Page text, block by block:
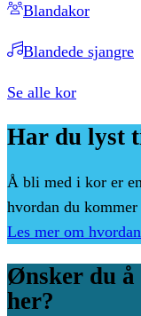
Blandakor
Blandede sjangre
Se alle kor
Har du lyst
Å bli med i kor er
hvordan du
Les mer om
Ønsker du å
her?